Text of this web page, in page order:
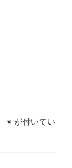
※ が付いてい